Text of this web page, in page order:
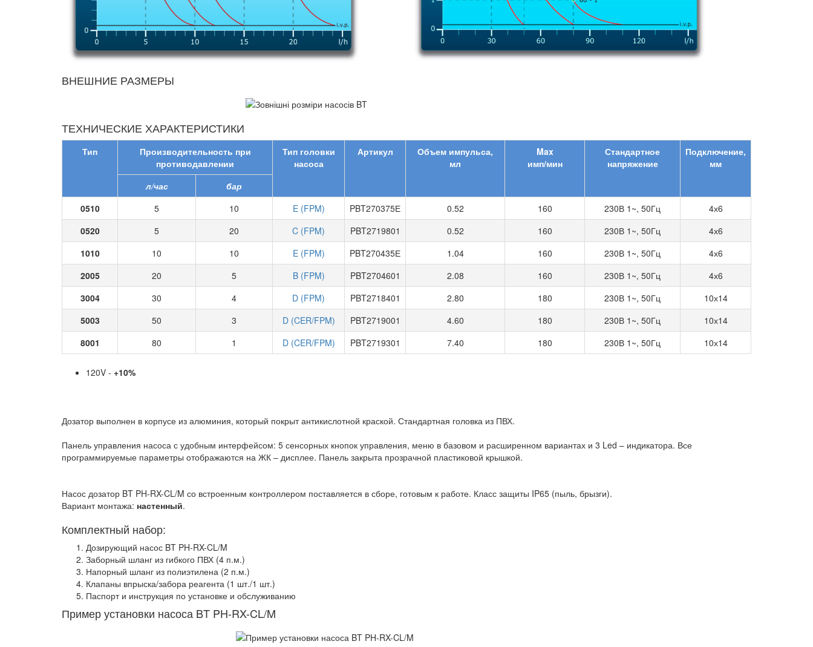
ВНЕШНИЕ РАЗМЕРЫ
ТЕХНИЧЕСКИЕ ХАРАКТЕРИСТИКИ
Тип
Производительность при
противодавлении
Тип головки
насоса
Артикул
Объем импульса,
мл
Max
имп/мин
Стандартное
напряжение
Подключение,
мм
л/час
бар
0510
5 10 E (FPM) PBT270375Е 0.52 160 230В 1~, 50Гц
4х6
0520
5 20 C (FPM) PBT2719801 0.52 160 230В 1~, 50Гц
4х6
1010
10 10 E (FPM) PBT270435Е 1.04 160 230В 1~, 50Гц
4х6
2005
20 5 B (FPM) PBT2704601 2.08 160 230В 1~, 50Гц
4х6
3004
30 4 D (FPM) PBT2718401 2.80 180 230В 1~, 50Гц
10х14
5003
50 3 D (CER/FPM) PBT2719001 4.60 180 230В 1~, 50Гц
10х14
8001
80 1 D (CER/FPM) PBT2719301 7.40 180 230В 1~, 50Гц 10х14
120V - +10%
Дозатор выполнен в корпусе из алюминия, который покрыт антикислотной краской. Стандартная головка из ПВХ.
Панель управления насоса с удобным интерфейсом: 5 сенсорных кнопок управления, меню в базовом и расширенном вариантах и 3 Led – индикатора. Все
программируемые параметры отображаются на ЖК – дисплее. Панель закрыта прозрачной пластиковой крышкой.
Насос дозатор BT PH-RX-CL/M со встроенным контроллером поставляется в сборе, готовым к работе. Класс защиты IP65 (пыль, брызги).
Вариант монтажа: настенный.
Комплектный набор:
Дозирующий насос BT PH-RX-CL/M
Заборный шланг из гибкого ПВХ (4 п.м.)
Напорный шланг из полиэтилена (2 п.м.)
Клапаны впрыска/забора реагента (1 шт./1 шт.)
Паспорт и инструкция по установке и обслуживанию
Пример установки насоса BT PH-RX-CL/M